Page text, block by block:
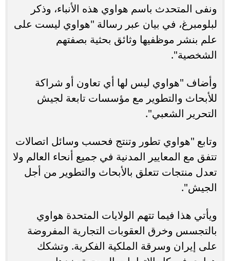
ونفى المتحدث باسم هواوي هذه الأنباء، وذكر
لبلومبرغ، في بيان عبر رسالة "هواوي ليست على
علم بنشر موظفيها وثائق بحثية بصفتهم
الشخصية".
وأضاف "هواوي ليس لها أي تعاون أو شراكة
للأبحاث والتطوير مع مؤسسات تابعة لجيش
التحرير الشعبي".
وتابع "هواوي تطور وتنتج فحسب وسائل اتصالات
تتفق مع المعايير المدنية في جميع أنحاء العالم ولا
تعدل منتجات تتعلق بالأبحاث والتطوير من أجل
الجيش".
ويأتي هذا فيما تتهم الولايات المتحدة هواوي
بالتجسس وخرق العقوبات التجارية المفروضة
على إيران وسرقة الملكية الفكرية. وتشكك